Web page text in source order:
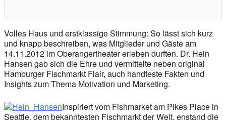
Volles Haus und erstklassige Stimmung: So lässt sich kurz
und knapp beschreiben, was Mitglieder und Gäste am
14.11.2012 im Oberangertheater erleben durften. Dr. Hein
Hansen gab sich die Ehre und vermittelte neben original
Hamburger Fischmarkt Flair, auch handfeste Fakten und
Insights zum Thema Motivation und Marketing.
Inspiriert vom Fishmarket am Pikes Place in
Seattle, dem bekanntesten Fischmarkt der Welt, enstand die